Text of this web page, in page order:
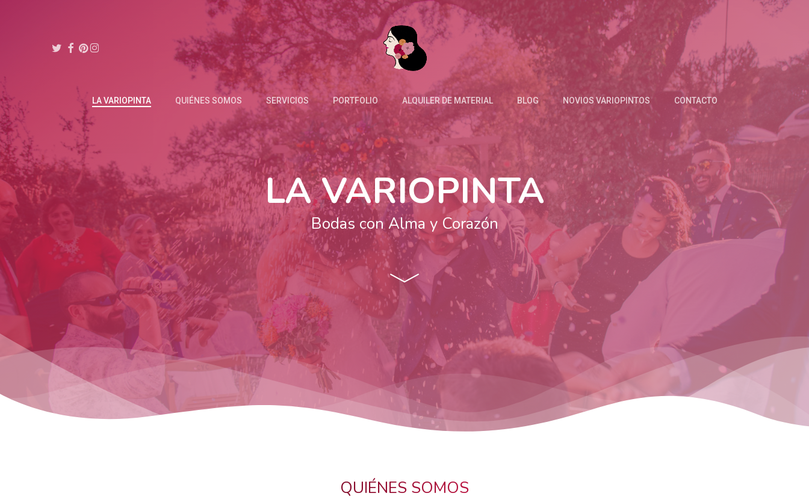
TWITTER
FACEBOOK
PINTEREST
INSTAGRAM
LA VARIOPINTA QUIÉNES SOMOS SERVICIOS PORTFOLIO ALQUILER DE MATERIAL BLOG NOVIOS VARIOPINTOS CONTACTO
LA VARIOPINTA
Bodas con Alma y Corazón
QUIÉNES SOMOS